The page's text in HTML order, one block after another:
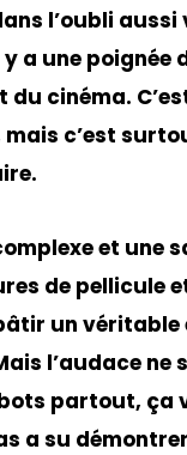
l’oubli aussi
a une poignée
cinéma.
mais c’est
et une
de pellicule
un
l’audace
partout, ça
a su